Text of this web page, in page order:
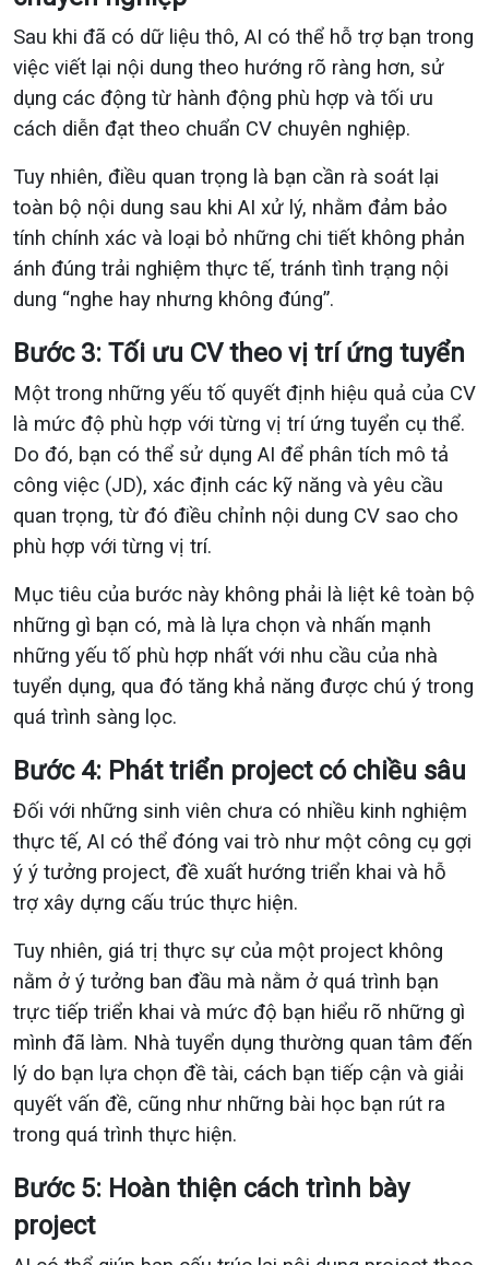
Sau khi đã có dữ liệu thô, AI có thể hỗ trợ bạn trong
việc viết lại nội dung theo hướng rõ ràng hơn, sử
dụng các động từ hành động phù hợp và tối ưu
cách diễn đạt theo chuẩn CV chuyên nghiệp.
Tuy nhiên, điều quan trọng là bạn cần rà soát lại
toàn bộ nội dung sau khi AI xử lý, nhằm đảm bảo
tính chính xác và loại bỏ những chi tiết không phản
ánh đúng trải nghiệm thực tế, tránh tình trạng nội
dung “nghe hay nhưng không đúng”.
Bước 3: Tối ưu CV theo vị trí ứng tuyển
Một trong những yếu tố quyết định hiệu quả của CV
là mức độ phù hợp với từng vị trí ứng tuyển cụ thể.
Do đó, bạn có thể sử dụng AI để phân tích mô tả
công việc (JD), xác định các kỹ năng và yêu cầu
quan trọng, từ đó điều chỉnh nội dung CV sao cho
phù hợp với từng vị trí.
Mục tiêu của bước này không phải là liệt kê toàn bộ
những gì bạn có, mà là lựa chọn và nhấn mạnh
những yếu tố phù hợp nhất với nhu cầu của nhà
tuyển dụng, qua đó tăng khả năng được chú ý trong
quá trình sàng lọc.
Bước 4: Phát triển project có chiều sâu
Đối với những sinh viên chưa có nhiều kinh nghiệm
thực tế, AI có thể đóng vai trò như một công cụ gợi
ý ý tưởng project, đề xuất hướng triển khai và hỗ
trợ xây dựng cấu trúc thực hiện.
Tuy nhiên, giá trị thực sự của một project không
nằm ở ý tưởng ban đầu mà nằm ở quá trình bạn
trực tiếp triển khai và mức độ bạn hiểu rõ những gì
mình đã làm. Nhà tuyển dụng thường quan tâm đến
lý do bạn lựa chọn đề tài, cách bạn tiếp cận và giải
quyết vấn đề, cũng như những bài học bạn rút ra
trong quá trình thực hiện.
Bước 5: Hoàn thiện cách trình bày
project